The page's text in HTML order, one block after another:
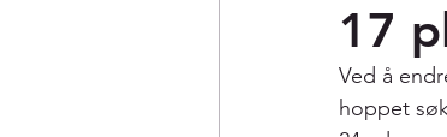
17
Ved å
hoppet